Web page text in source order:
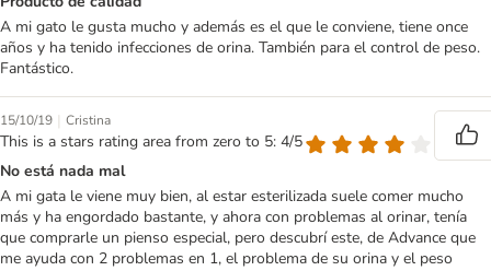
A mi gato le gusta mucho y además es el que le conviene, tiene once
años y ha tenido infecciones de orina. También para el control de peso.
Fantástico.
15/10/19 | Cristina
This is a stars rating area from zero to 5: 4/5
No está nada mal
A mi gata le viene muy bien, al estar esterilizada suele comer mucho
más y ha engordado bastante, y ahora con problemas al orinar, tenía
que comprarle un pienso especial, pero descubrí este, de Advance que
me ayuda con 2 problemas en 1, el problema de su orina y el peso